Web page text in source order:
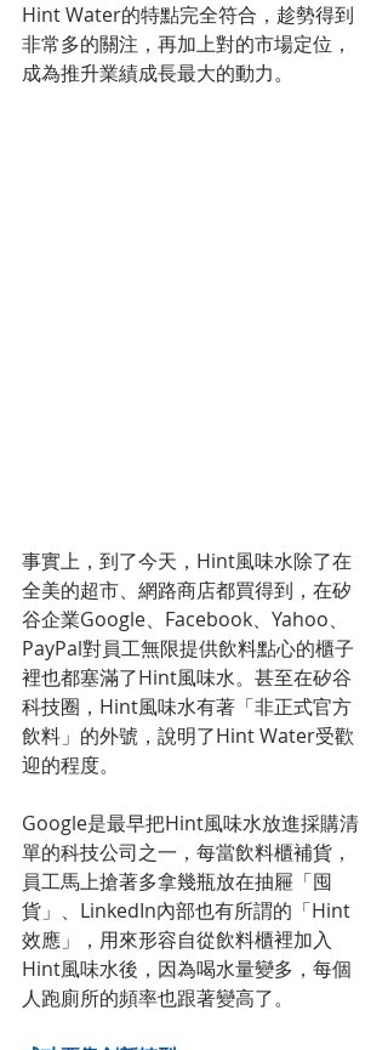
Hint Water的特點完全符合，趁勢得到
非常多的關注，再加上對的市場定位，
成為推升業績成長最大的動力。
事實上，到了今天，Hint風味水除了在
全美的超市、網路商店都買得到，在矽
谷企業Google、Facebook、Yahoo、
PayPal對員工無限提供飲料點心的櫃子
裡也都塞滿了Hint風味水。甚至在矽谷
科技圈，Hint風味水有著「非正式官方
飲料」的外號，說明了Hint Water受歡
迎的程度。
Google是最早把Hint風味水放進採購清
單的科技公司之一，每當飲料櫃補貨，
員工馬上搶著多拿幾瓶放在抽屜「囤
貨」、LinkedIn內部也有所謂的「Hint
效應」，用來形容自從飲料櫃裡加入
Hint風味水後，因為喝水量變多，每個
人跑廁所的頻率也跟著變高了。